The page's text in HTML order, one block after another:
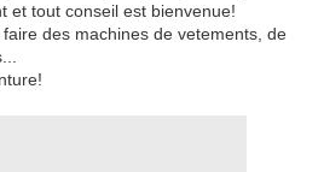
et tout conseil est bienvenue!
des machines de vetements, de